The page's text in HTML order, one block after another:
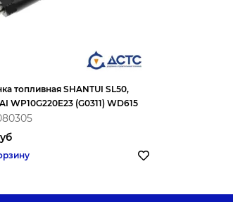
топливная SHANTUI SL50,
WP10G220E23 (G0311) WD615